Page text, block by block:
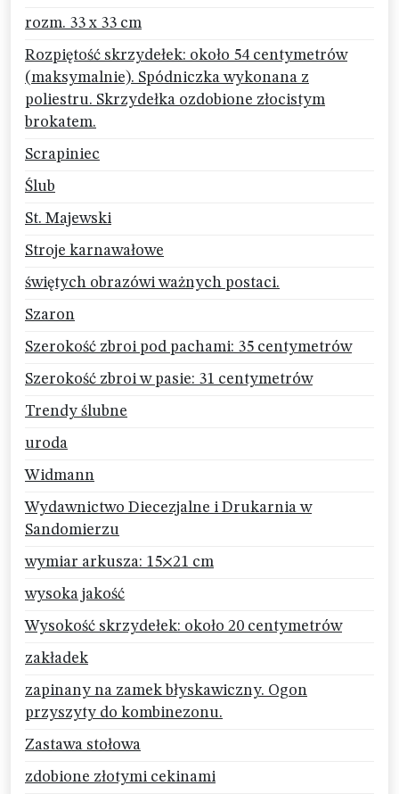
rozm. 33 x 33 cm
Rozpiętość skrzydełek: około 54 centymetrów
(maksymalnie). Spódniczka wykonana z
poliestru. Skrzydełka ozdobione złocistym
brokatem.
Scrapiniec
Ślub
St. Majewski
Stroje karnawałowe
świętych obrazówi ważnych postaci.
Szaron
Szerokość zbroi pod pachami: 35 centymetrów
Szerokość zbroi w pasie: 31 centymetrów
Trendy ślubne
uroda
Widmann
Wydawnictwo Diecezjalne i Drukarnia w
Sandomierzu
wymiar arkusza: 15×21 cm
wysoka jakość
Wysokość skrzydełek: około 20 centymetrów
zakładek
zapinany na zamek błyskawiczny. Ogon
przyszyty do kombinezonu.
Zastawa stołowa
zdobione złotymi cekinami